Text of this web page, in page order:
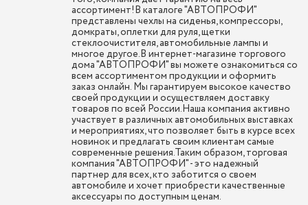
ассортимент!В каталоге "АВТОПРОФИ"
представлены чехлы на сиденья, компрессоры,
домкраты, оплетки для руля, щетки
стеклоочистителя, автомобильные лампы и
многое другое.В интернет-магазине торгового
дома "АВТОПРОФИ" вы можете ознакомиться со
всем ассортиментом продукции и оформить
заказ онлайн. Мы гарантируем высокое качество
своей продукции и осуществляем доставку
товаров по всей России.Наша компания активно
участвует в различных автомобильных выставках
и мероприятиях, что позволяет быть в курсе всех
новинок и предлагать своим клиентам самые
современные решения.Таким образом, торговая
компания "АВТОПРОФИ" - это надежный
партнер для всех, кто заботится о своем
автомобиле и хочет приобрести качественные
аксессуары по доступным ценам.